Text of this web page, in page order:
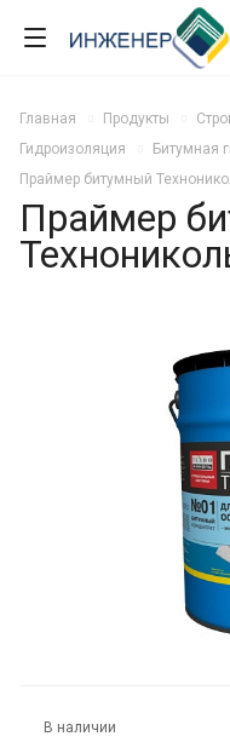
Главная Продукты
Гидроизоляция
Битумная
Праймер битумный
Праймер
В наличии